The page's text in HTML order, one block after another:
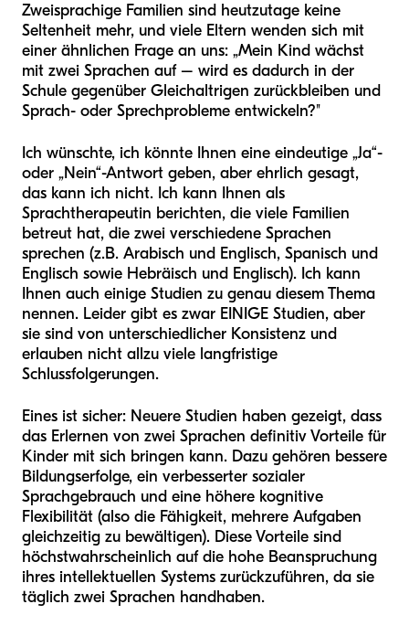
Zweisprachige Familien sind heutzutage keine
Seltenheit mehr, und viele Eltern wenden sich mit
einer ähnlichen Frage an uns: „Mein Kind wächst
mit zwei Sprachen auf – wird es dadurch in der
Schule gegenüber Gleichaltrigen zurückbleiben und
Sprach- oder Sprechprobleme entwickeln?"
Ich wünschte, ich könnte Ihnen eine eindeutige „Ja“-
oder „Nein“-Antwort geben, aber ehrlich gesagt,
das kann ich nicht. Ich kann Ihnen als
Sprachtherapeutin berichten, die viele Familien
betreut hat, die zwei verschiedene Sprachen
sprechen (z.B. Arabisch und Englisch, Spanisch und
Englisch sowie Hebräisch und Englisch). Ich kann
Ihnen auch einige Studien zu genau diesem Thema
nennen. Leider gibt es zwar EINIGE Studien, aber
sie sind von unterschiedlicher Konsistenz und
erlauben nicht allzu viele langfristige
Schlussfolgerungen.
Eines ist sicher: Neuere Studien haben gezeigt, dass
das Erlernen von zwei Sprachen definitiv Vorteile für
Kinder mit sich bringen kann. Dazu gehören bessere
Bildungserfolge, ein verbesserter sozialer
Sprachgebrauch und eine höhere kognitive
Flexibilität (also die Fähigkeit, mehrere Aufgaben
gleichzeitig zu bewältigen). Diese Vorteile sind
höchstwahrscheinlich auf die hohe Beanspruchung
ihres intellektuellen Systems zurückzuführen, da sie
täglich zwei Sprachen handhaben.